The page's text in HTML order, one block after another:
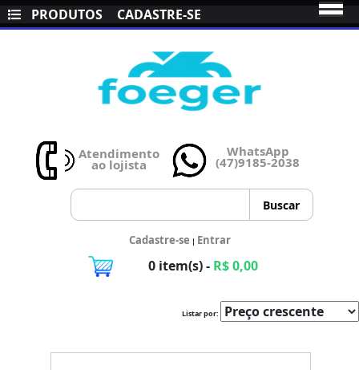
PRODUTOS CADASTRE-SE
Atendimento
ao lojista
WhatsApp
(47)9185-2038
Cadastre-se | Entrar
0 item(s) - R$ 0,00
Listar por: